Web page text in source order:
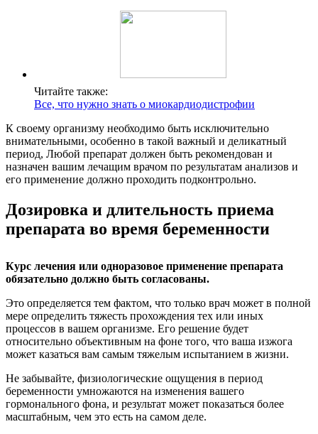
Читайте также:
Все, что нужно знать о миокардиодистрофии
К своему организму необходимо быть исключительно
внимательными, особенно в такой важный и деликатный
период, Любой препарат должен быть рекомендован и
назначен вашим лечащим врачом по результатам анализов и
его применение должно проходить подконтрольно.
Дозировка и длительность приема
препарата во время беременности
Курс лечения или одноразовое применение препарата
обязательно должно быть согласованы.
Это определяется тем фактом, что только врач может в полной
мере определить тяжесть прохождения тех или иных
процессов в вашем организме. Его решение будет
относительно объективным на фоне того, что ваша изжога
может казаться вам самым тяжелым испытанием в жизни.
Не забывайте, физиологические ощущения в период
беременности умножаются на изменения вашего
гормонального фона, и результат может показаться более
масштабным, чем это есть на самом деле.